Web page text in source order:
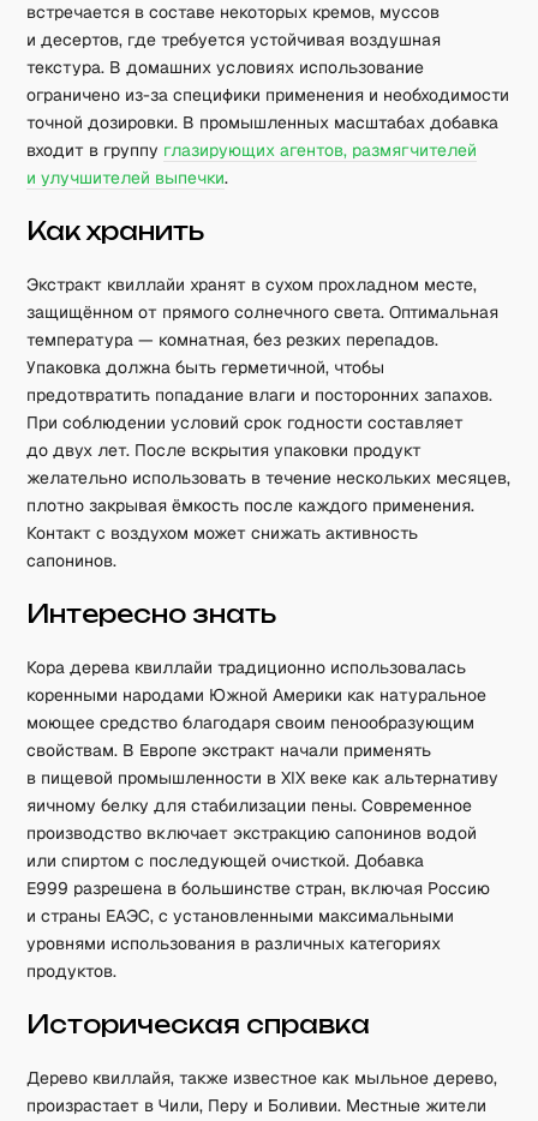
встречается в составе некоторых кремов, муссов
и десертов, где требуется устойчивая воздушная
текстура. В домашних условиях использование
ограничено из-за специфики применения и необходимости
точной дозировки. В промышленных масштабах добавка
входит в группу глазирующих агентов, размягчителей
и улучшителей выпечки.
Как хранить
Экстракт квиллайи хранят в сухом прохладном месте,
защищённом от прямого солнечного света. Оптимальная
температура — комнатная, без резких перепадов.
Упаковка должна быть герметичной, чтобы
предотвратить попадание влаги и посторонних запахов.
При соблюдении условий срок годности составляет
до двух лет. После вскрытия упаковки продукт
желательно использовать в течение нескольких месяцев,
плотно закрывая ёмкость после каждого применения.
Контакт с воздухом может снижать активность
сапонинов.
Интересно знать
Кора дерева квиллайи традиционно использовалась
коренными народами Южной Америки как натуральное
моющее средство благодаря своим пенообразующим
свойствам. В Европе экстракт начали применять
в пищевой промышленности в XIX веке как альтернативу
яичному белку для стабилизации пены. Современное
производство включает экстракцию сапонинов водой
или спиртом с последующей очисткой. Добавка
E999 разрешена в большинстве стран, включая Россию
и страны ЕАЭС, с установленными максимальными
уровнями использования в различных категориях
продуктов.
Историческая справка
Дерево квиллайя, также известное как мыльное дерево,
произрастает в Чили, Перу и Боливии. Местные жители